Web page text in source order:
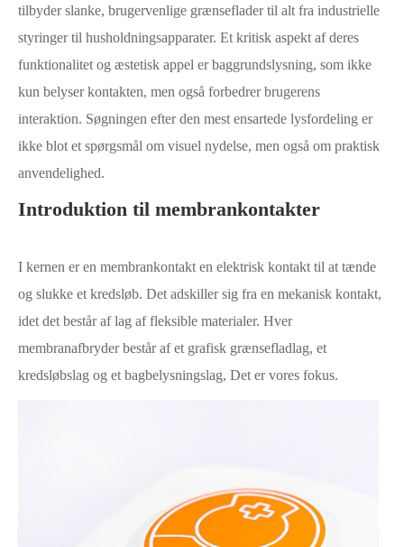
tilbyder slanke, brugervenlige grænseflader til alt fra industrielle
styringer til husholdningsapparater. Et kritisk aspekt af deres
funktionalitet og æstetisk appel er baggrundslysning, som ikke
kun belyser kontakten, men også forbedrer brugerens
interaktion. Søgningen efter den mest ensartede lysfordeling er
ikke blot et spørgsmål om visuel nydelse, men også om praktisk
anvendelighed.
Introduktion til membrankontakter
I kernen er en membrankontakt en elektrisk kontakt til at tænde
og slukke et kredsløb. Det adskiller sig fra en mekanisk kontakt,
idet det består af lag af fleksible materialer. Hver
membranafbryder består af et grafisk grænsefladlag, et
kredsløbslag og et bagbelysningslag, Det er vores fokus.